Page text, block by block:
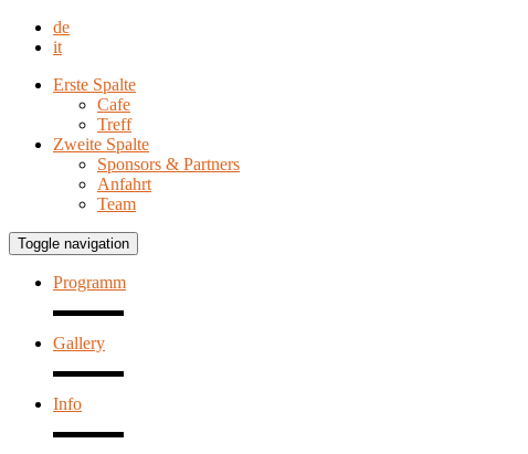
de
it
Erste Spalte
Cafe
Treff
Zweite Spalte
Sponsors & Partners
Anfahrt
Team
Toggle navigation
Programm
Gallery
Info